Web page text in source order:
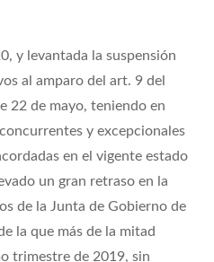
y levantada la suspensión
al amparo del art. 9 del
22 de mayo, teniendo en
y excepcionales
en el vigente estado
un gran retraso en la
de la Junta de Gobierno de
la que más de la mitad
trimestre de 2019, sin